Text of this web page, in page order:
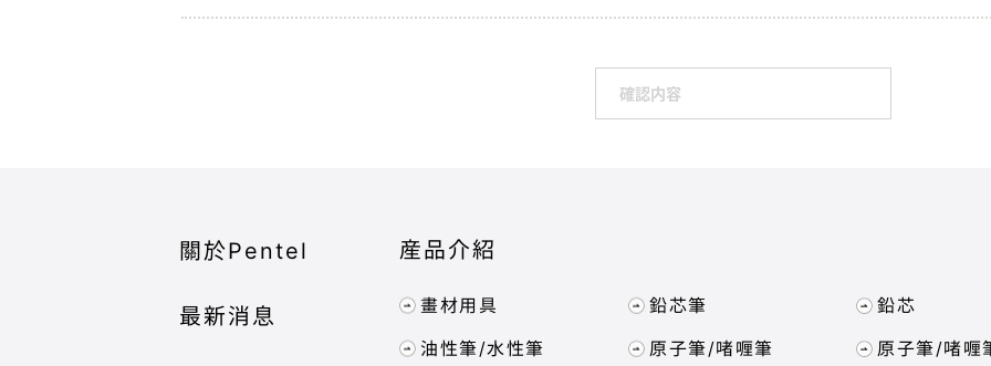
確認内容
關於Pentel 産品介紹
畫材用具 鉛芯筆 鉛芯
油性筆/水性筆 原子筆/啫喱筆 原子筆/啫喱
最新消息